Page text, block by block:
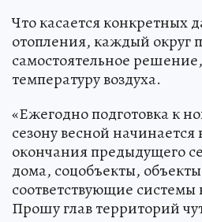
Что касается конкретных
отопления, каждый округ
самостоятельное
температуру воздуха.
«Ежегодно подготовка к
сезону весной начинается
окончания предыдущего
дома, соцобъекты,
соответствующие
Прошу глав территорий